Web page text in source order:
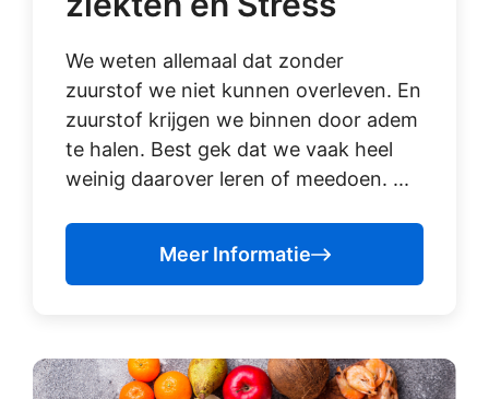
We weten allemaal dat zonder
zuurstof we niet kunnen overleven. En
zuurstof krijgen we binnen door adem
te halen. Best gek dat we vaak heel
weinig daarover leren of meedoen. ...
Meer Informatie